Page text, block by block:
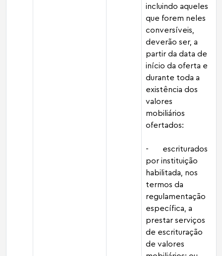
incluindo aqueles
que forem neles
conversíveis,
deverão ser, a
partir da data de
início da oferta e
durante toda a
existência dos
valores
mobiliários
ofertados:
- escriturados
por instituição
habilitada, nos
termos da
regulamentação
específica, a
prestar serviços
de escrituração
de valores